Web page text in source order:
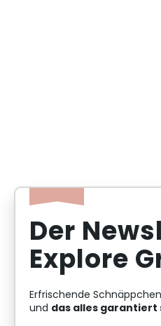
Der
Explore
Erfrischende
und das alles